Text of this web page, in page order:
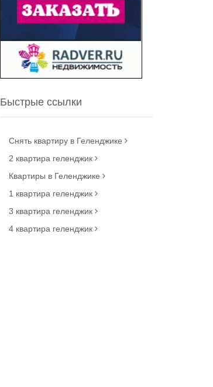
Быстрые ссылки
Снять квартиру в Геленджике
2 квартира геленджик
Квартиры в Геленджике
1 квартира геленджик
3 квартира геленджик
4 квартира геленджик